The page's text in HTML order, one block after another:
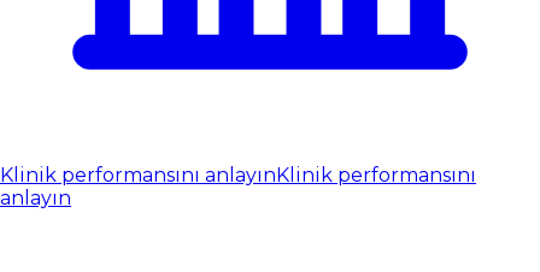
Klinik performansını anlayınKlinik performansını
anlayın